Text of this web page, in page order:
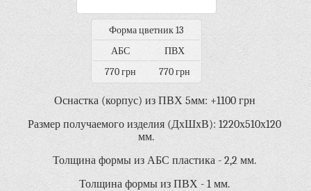
Форма цветник 13
АБС
ПВХ
770 грн
770 грн
Оснастка (корпус) из ПВХ 5мм: +1100 грн
Размер получаемого изделия (ДхШхВ): 1220х510х120
мм.
Толщина формы из АБС пластика - 2,2 мм.
Толщина формы из ПВХ - 1 мм.